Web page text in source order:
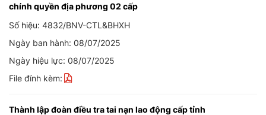
chính quyền địa phương 02 cấp
Số hiệu: 4832/BNV-CTL&BHXH
Ngày ban hành: 08/07/2025
Ngày hiệu lực: 08/07/2025
File đính kèm:
Thành lập đoàn điều tra tai nạn lao động cấp tỉnh